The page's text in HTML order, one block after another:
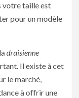
votre taille est
pour un modèle
draisienne
Il existe à cet
le marché,
à offrir une